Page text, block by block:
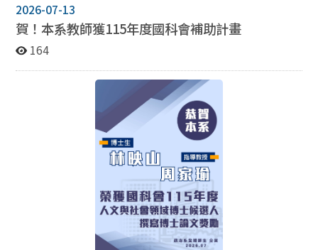
116.06.30。 （四）申請表請至政治系網頁表格下載區擷
取。 五、考試以閉書筆試方式進行，考試時間： （一）
115學年度第1學期：115.12.24(四) （二）115學年度第2
學期：116.06.03(四) 六、提醒：依本系修業辦法第6條
規定，112學年度後入學之博士生，未於入學後8個學期
2026-07-13
賀！本系教師獲115年度國科會補助計畫
164